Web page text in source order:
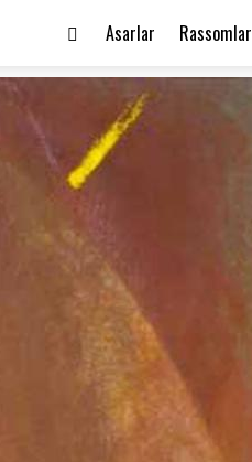
Rassomlar
Asarlar